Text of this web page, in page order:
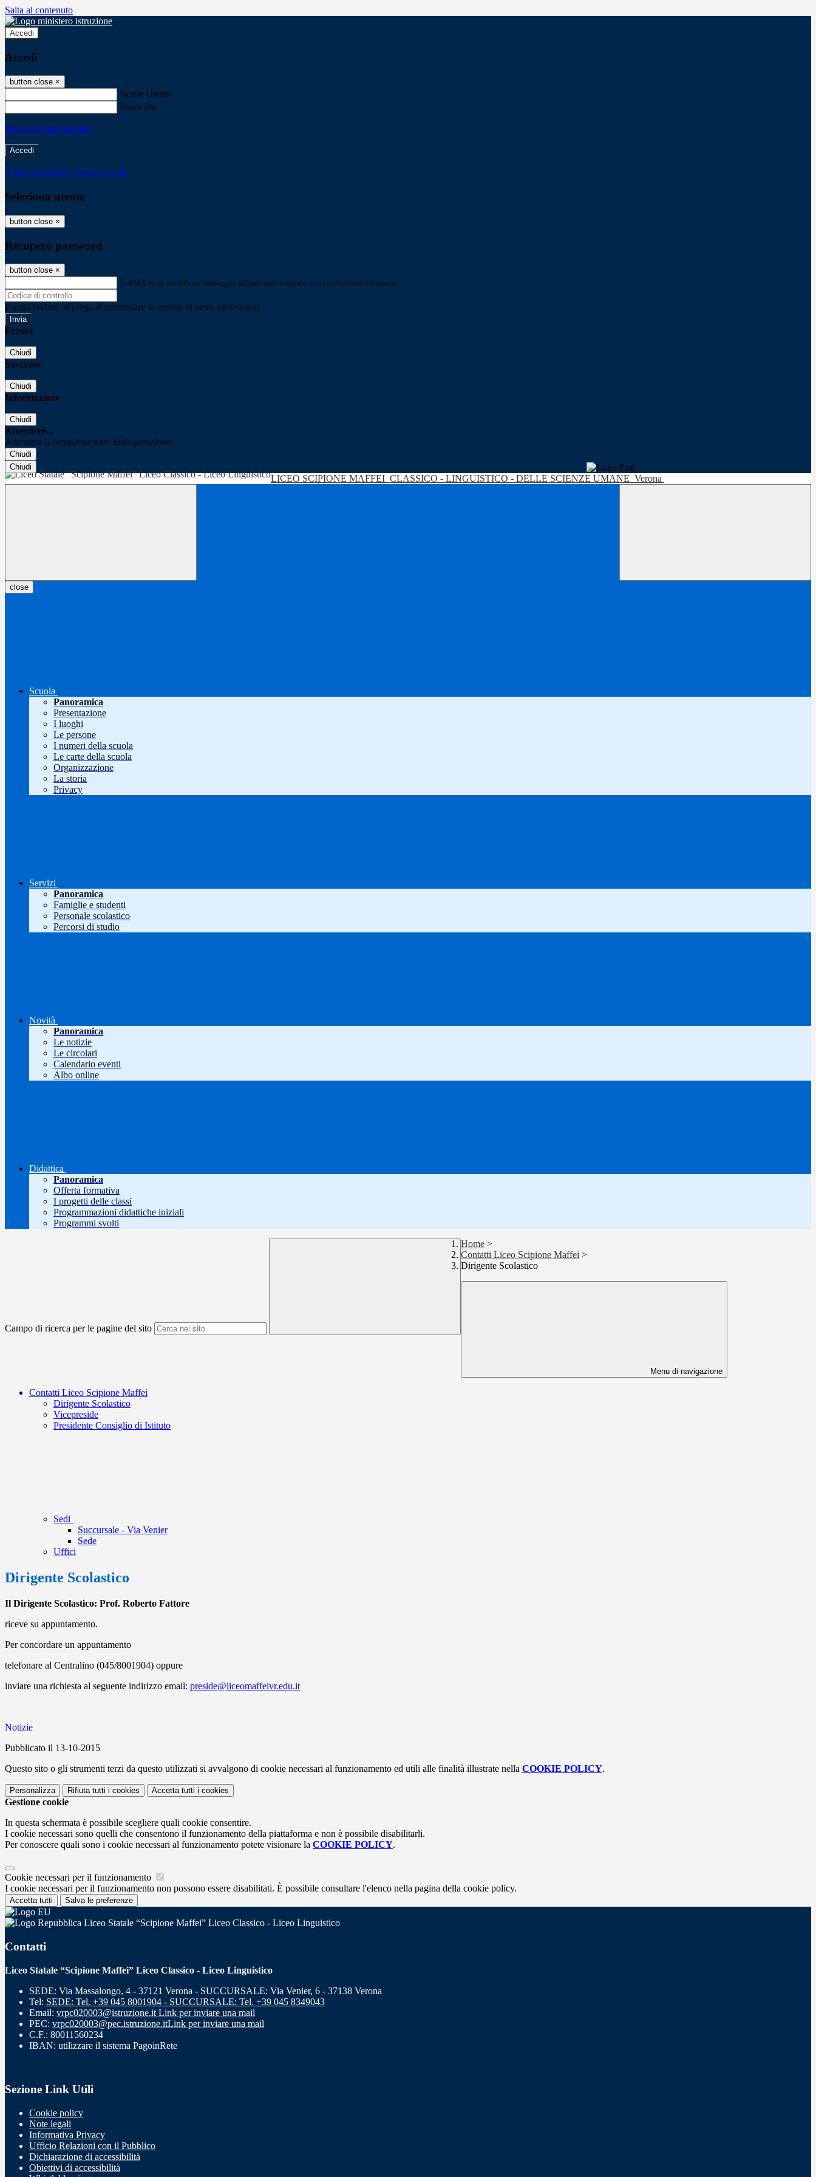
Salta al contenuto
Accedi
Accedi
button close ×
Nome Utente
Password
Password dimenticata?
-
Entra con SPID Entra con CIE
Seleziona utente
button close ×
Recupero password
button close ×
E-mail Verrà inviato un messaggio all'indirizzo indicato con le istruzioni necessarie.
E-mail inviata, si prega di controllare la casella di posta elettronica!
Errore
Chiudi
Successo
Chiudi
Informazione
Chiudi
Attendere...
Attendere il completamento dell'operazione...
Chiudi
Chiudi
LICEO SCIPIONE MAFFEI CLASSICO - LINGUISTICO - DELLE SCIENZE UMANE Verona
close
Scuola
Panoramica
Presentazione
I luoghi
Le persone
I numeri della scuola
Le carte della scuola
Organizzazione
La storia
Privacy
Servizi
Panoramica
Famiglie e studenti
Personale scolastico
Percorsi di studio
Novità
Panoramica
Le notizie
Le circolari
Calendario eventi
Albo online
Didattica
Panoramica
Offerta formativa
I progetti delle classi
Programmazioni didattiche iniziali
Programmi svolti
Campo di ricerca per le pagine del sito
Home >
Contatti Liceo Scipione Maffei >
Dirigente Scolastico
Menu di navigazione
Contatti Liceo Scipione Maffei
Dirigente Scolastico
Vicepreside
Presidente Consiglio di Istituto
Sedi
Succursale - Via Venier
Sede
Uffici
Dirigente Scolastico
Il Dirigente Scolastico: Prof. Roberto Fattore
riceve su appuntamento.
Per concordare un appuntamento
telefonare al Centralino (045/8001904) oppure
inviare una richiesta al seguente indirizzo email: preside@liceomaffeivr.edu.it
Notizie
Pubblicato il 13-10-2015
Questo sito o gli strumenti terzi da questo utilizzati si avvalgono di cookie necessari al funzionamento ed utili alle finalità illustrate nella COOKIE POLICY.
Personalizza Rifiuta tutti i cookies Accetta tutti i cookies
Gestione cookie
In questa schermata è possibile scegliere quali cookie consentire.
I cookie necessari sono quelli che consentono il funzionamento della piattaforma e non è possibile disabilitarli.
Per conoscere quali sono i cookie necessari al funzionamento potete visionare la COOKIE POLICY.
Cookie necessari per il funzionamento
I cookie necessari per il funzionamento non possono essere disabilitati. È possibile consultare l'elenco nella pagina della cookie policy.
Accetta tutti Salva le preferenze
Liceo Statale “Scipione Maffei” Liceo Classico - Liceo Linguistico
Contatti
Liceo Statale “Scipione Maffei” Liceo Classico - Liceo Linguistico
SEDE: Via Massalongo, 4 - 37121 Verona - SUCCURSALE: Via Venier, 6 - 37138 Verona
Tel: SEDE: Tel. +39 045 8001904 - SUCCURSALE: Tel. +39 045 8349043
Email: vrpc020003@istruzione.it Link per inviare una mail
PEC: vrpc020003@pec.istruzione.itLink per inviare una mail
C.F.: 80011560234
IBAN: utilizzare il sistema PagoinRete
Sezione Link Utili
Cookie policy
Note legali
Informativa Privacy
Ufficio Relazioni con il Pubblico
Dichiarazione di accessibilità
Obiettivi di accessibilità